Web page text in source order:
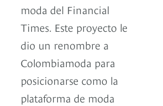
moda del Financial
Times. Este proyecto le
dio un renombre a
Colombiamoda para
posicionarse como la
plataforma de moda